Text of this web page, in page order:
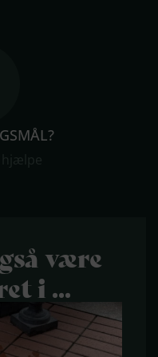
være
i ...